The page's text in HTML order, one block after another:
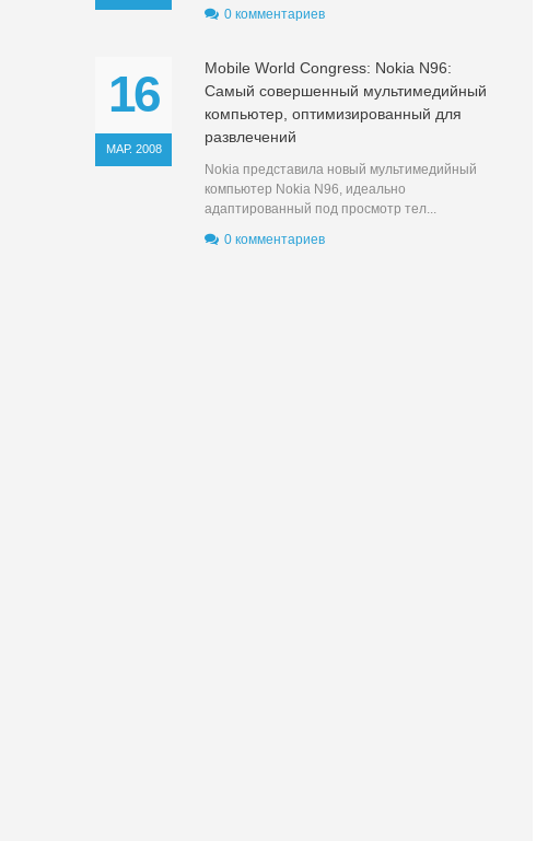
0 комментариев
16
МАР. 2008
Mobile World Congress: Nokia N96:
Самый совершенный мультимедийный
компьютер, оптимизированный для
развлечений
Nokia представила новый мультимедийный
компьютер Nokia N96, идеально
адаптированный под просмотр тел...
0 комментариев